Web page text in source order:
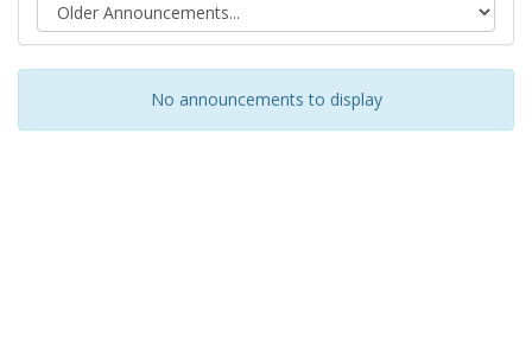
No announcements to display